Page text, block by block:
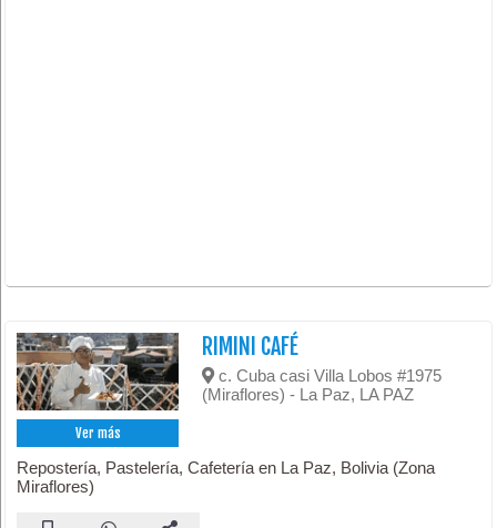
Ver más
RIMINI CAFÉ
c. Cuba casi Villa Lobos #1975
(Miraflores) - La Paz, LA PAZ
Repostería, Pastelería, Cafetería en La Paz, Bolivia (Zona
Miraflores)